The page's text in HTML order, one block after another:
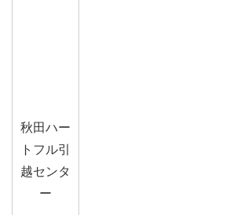
秋田ハー
トフル引
越センタ
ー